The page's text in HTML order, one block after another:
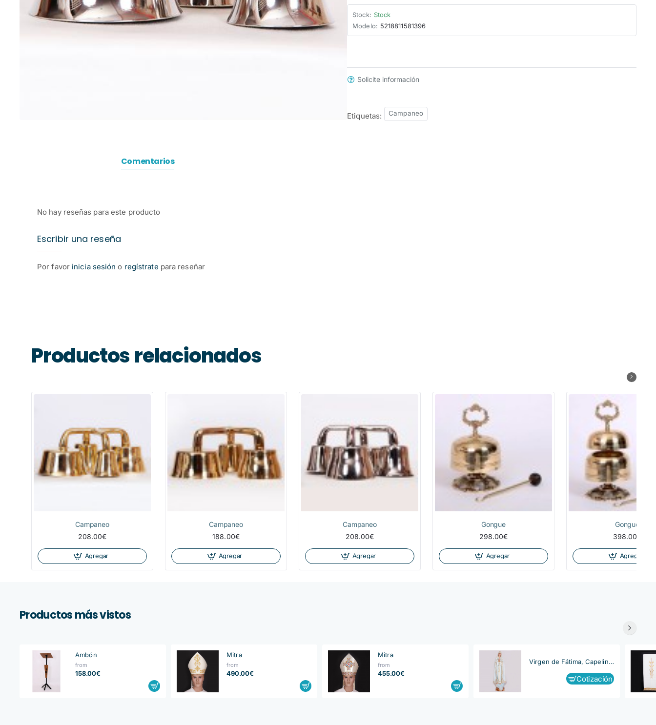
Stock: Stock
Modelo: 5218811581396
Solicite información
Etiquetas: Campaneo
Comentarios
No hay reseñas para este producto
Escribir una reseña
Por favor inicia sesión o regístrate para reseñar
Productos relacionados
Campaneo
208.00€
Agregar
Campaneo
188.00€
Agregar
Campaneo
208.00€
Agregar
Gongue
298.00€
Agregar
Gongue
398.00€
Agregar
Productos más vistos
Ambón
from
158.00€
Mitra
from
490.00€
Mitra
from
455.00€
Virgen de Fátima, Capelinha
Cotización